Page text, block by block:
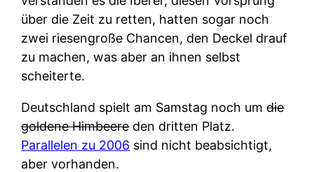
über die Zeit zu retten, hatten sogar noch
zwei riesengroße Chancen, den Deckel drauf
zu machen, was aber an ihnen selbst
scheiterte.
Deutschland spielt am Samstag noch umdie
goldene Himbeereden dritten Platz.
Parallelen zu 2006 sind nicht beabsichtigt,
aber vorhanden.